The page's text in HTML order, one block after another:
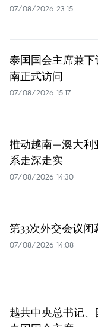
07/08/2026 23:15
泰国国会主席兼
南正式访问
07/08/2026 15:17
推动越南—澳大利
系走深走实
07/08/2026 14:30
第33次外交会议闭
07/08/2026 14:08
越共中央总书记